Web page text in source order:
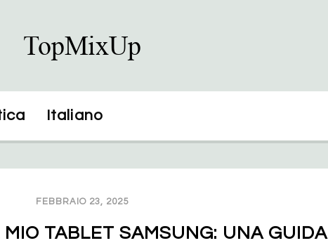
Italiano
FEBBRAIO 23, 2025
MIO TABLET SAMSUNG: UNA GUIDA